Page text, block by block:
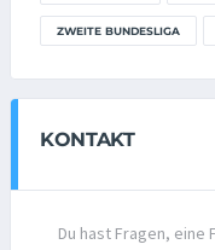
ZWEITE BUNDESLIGA
KONTAKT
Du hast Fragen, eine